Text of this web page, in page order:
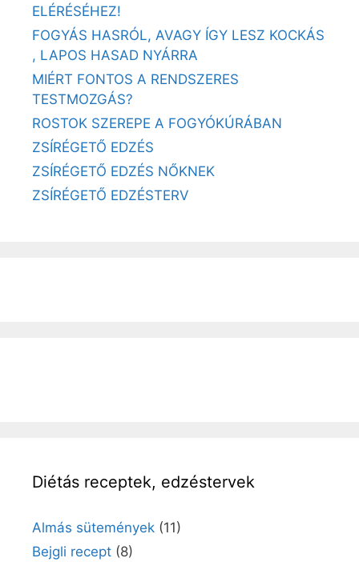
ELÉRÉSÉHEZ!
FOGYÁS HASRÓL, AVAGY ÍGY LESZ KOCKÁS
, LAPOS HASAD NYÁRRA
MIÉRT FONTOS A RENDSZERES
TESTMOZGÁS?
ROSTOK SZEREPE A FOGYÓKÚRÁBAN
ZSÍRÉGETŐ EDZÉS
ZSÍRÉGETŐ EDZÉS NŐKNEK
ZSÍRÉGETŐ EDZÉSTERV
Diétás receptek, edzéstervek
Almás sütemények (11)
Bejgli recept (8)